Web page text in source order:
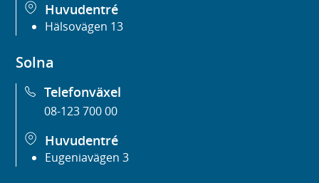
Huvudentré
Hälsovägen 13
Solna
Telefonväxel
08-123 700 00
Huvudentré
Eugeniavägen 3